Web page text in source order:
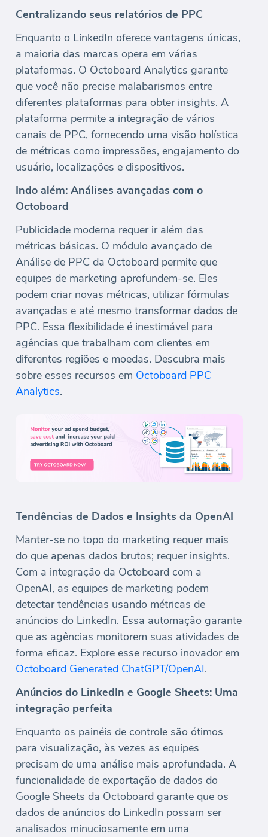
Centralizando seus relatórios de PPC
Enquanto o LinkedIn oferece vantagens únicas,
a maioria das marcas opera em várias
plataformas. O Octoboard Analytics garante
que você não precise malabarismos entre
diferentes plataformas para obter insights. A
plataforma permite a integração de vários
canais de PPC, fornecendo uma visão holística
de métricas como impressões, engajamento do
usuário, localizações e dispositivos.
Indo além: Análises avançadas com o
Octoboard
Publicidade moderna requer ir além das
métricas básicas. O módulo avançado de
Análise de PPC da Octoboard permite que
equipes de marketing aprofundem-se. Eles
podem criar novas métricas, utilizar fórmulas
avançadas e até mesmo transformar dados de
PPC. Essa flexibilidade é inestimável para
agências que trabalham com clientes em
diferentes regiões e moedas. Descubra mais
sobre esses recursos em Octoboard PPC
Analytics.
Tendências de Dados e Insights da OpenAI
Manter-se no topo do marketing requer mais
do que apenas dados brutos; requer insights.
Com a integração da Octoboard com a
OpenAI, as equipes de marketing podem
detectar tendências usando métricas de
anúncios do LinkedIn. Essa automação garante
que as agências monitorem suas atividades de
forma eficaz. Explore esse recurso inovador em
Octoboard Generated ChatGPT/OpenAI.
Anúncios do LinkedIn e Google Sheets: Uma
integração perfeita
Enquanto os painéis de controle são ótimos
para visualização, às vezes as equipes
precisam de uma análise mais aprofundada. A
funcionalidade de exportação de dados do
Google Sheets da Octoboard garante que os
dados de anúncios do LinkedIn possam ser
analisados ​​minuciosamente em uma